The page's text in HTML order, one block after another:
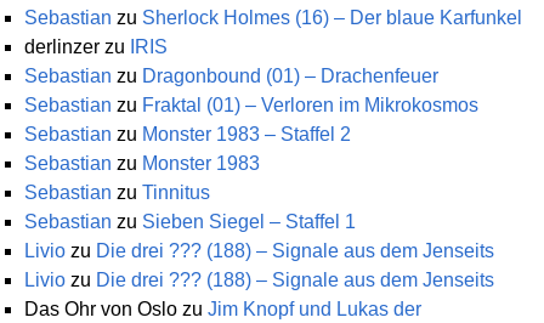
Sebastian zu Sherlock Holmes (16) – Der blaue Karfunkel
derlinzer zu
IRIS
Sebastian zu Dragonbound (01) – Drachenfeuer
Sebastian zu Fraktal (01) – Verloren im Mikrokosmos
Sebastian zu Monster 1983 – Staffel 2
Sebastian zu Monster 1983
Sebastian zu Tinnitus
Sebastian zu Sieben Siegel – Staffel 1
Livio zu Die drei ??? (188) – Signale aus dem Jenseits
Livio zu Die drei ??? (188) – Signale aus dem Jenseits
Das Ohr von Oslo zu Jim Knopf und Lukas der